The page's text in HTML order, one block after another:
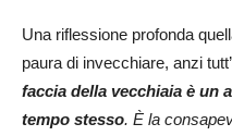
Una riflessione profonda
paura di invecchiare, anzi
faccia della vecchiaia è un
tempo stesso. È la